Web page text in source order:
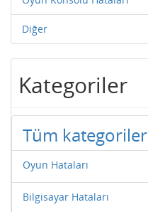
Diğer
Kategoriler
Tüm kategoriler
Oyun Hataları
Bilgisayar Hataları